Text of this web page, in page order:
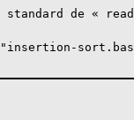
de «